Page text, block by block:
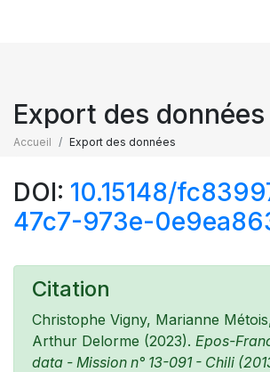
Export des données
Accueil Export des données
DOI: 10.15148/
47c7-973e-
Citation
Christophe Vigny, Marianne
Arthur Delorme (2023). Epos-
data - Mission n° 13-091 - Chili